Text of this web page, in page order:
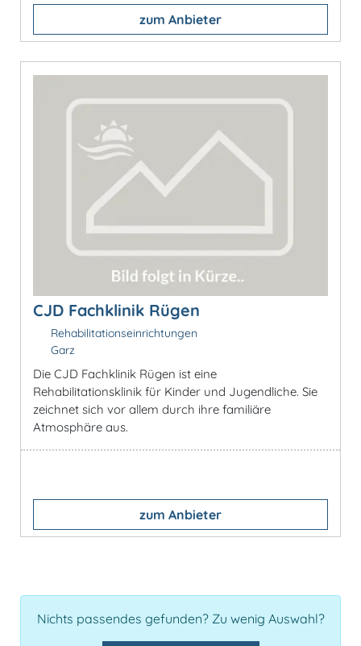
zum Anbieter
CJD Fachklinik Rügen
Rehabilitationseinrichtungen
Garz
Die CJD Fachklinik Rügen ist eine
Rehabilitationsklinik für Kinder und Jugendliche. Sie
zeichnet sich vor allem durch ihre familiäre
Atmosphäre aus.
zum Anbieter
Nichts passendes gefunden? Zu wenig Auswahl?